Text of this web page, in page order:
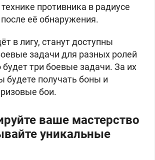
противника в радиусе
её обнаружения.
в лигу, станут доступны
задачи для разных ролей
будет три боевые задачи. За их
будете получать боны и
бои.
ваше мастерство
уникальные